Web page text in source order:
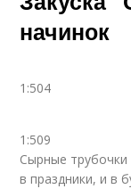
начинок
1:504
1:509
Сырные трубочки
в праздники, и в